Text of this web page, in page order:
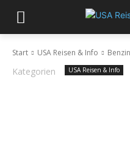
Start USA Reisen & Info
Kategorien USA Reisen & Info